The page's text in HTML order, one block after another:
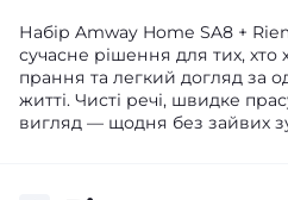
Набір Amway Home SA8 +
сучасне рішення для тих,
прання та легкий догляд за
житті. Чисті речі, швидке
вигляд — щодня без зайвих